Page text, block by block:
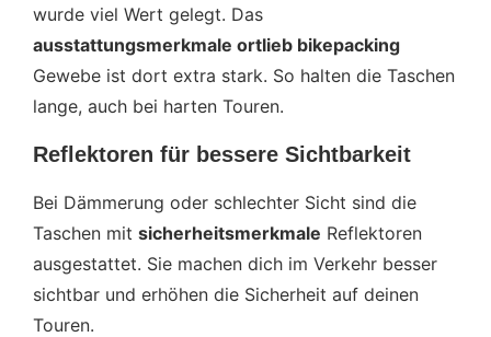
wurde viel Wert gelegt. Das
ausstattungsmerkmale ortlieb bikepacking
Gewebe ist dort extra stark. So halten die Taschen
lange, auch bei harten Touren.
Reflektoren für bessere Sichtbarkeit
Bei Dämmerung oder schlechter Sicht sind die
Taschen mit sicherheitsmerkmale Reflektoren
ausgestattet. Sie machen dich im Verkehr besser
sichtbar und erhöhen die Sicherheit auf deinen
Touren.